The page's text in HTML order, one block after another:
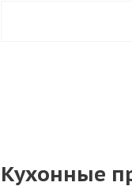
Кухонные